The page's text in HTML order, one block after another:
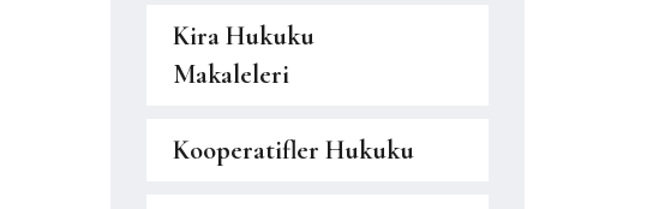
Kira Hukuku
Makaleleri
Kooperatifler Hukuku